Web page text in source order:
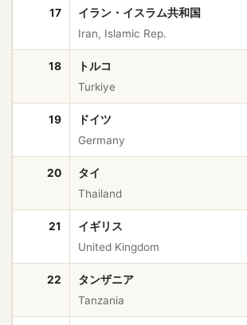
17
イラン・イスラム共和国
Iran, Islamic Rep.
18
トルコ
Turkiye
19
ドイツ
Germany
20
タイ
Thailand
21
イギリス
United Kingdom
22
タンザニア
Tanzania